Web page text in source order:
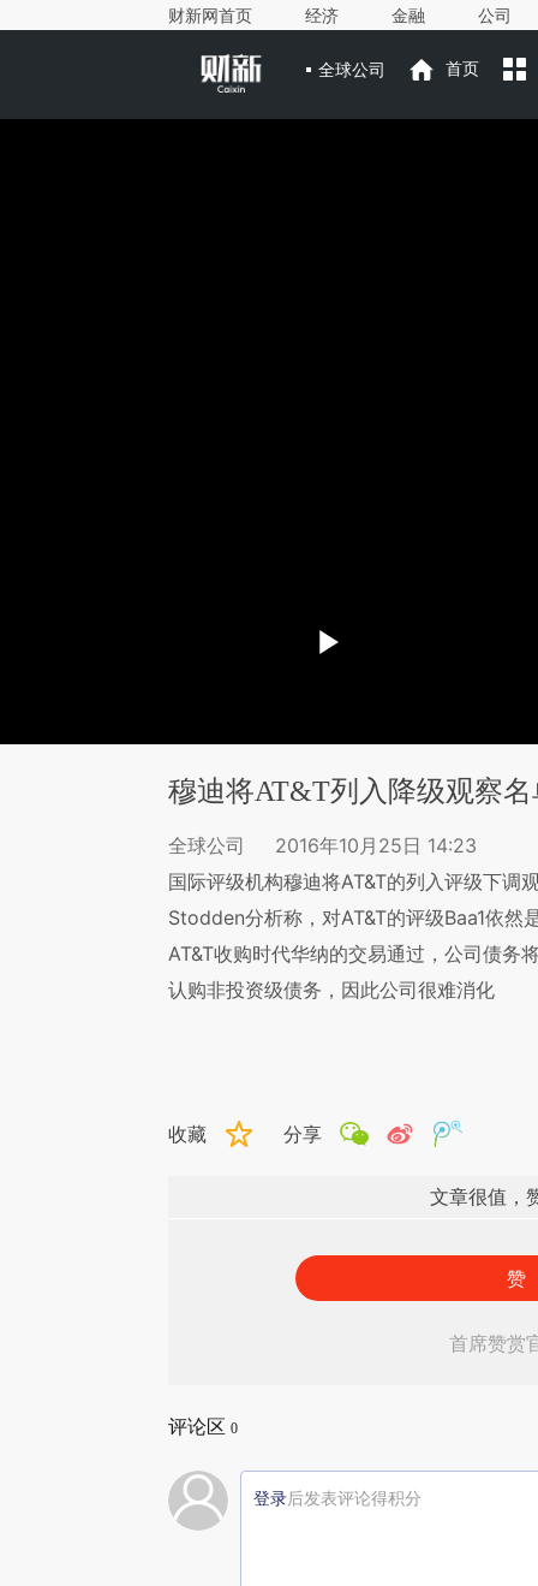
财新网首页 经济 金融 公司
全球公司 首页
穆迪将AT&T列入降级观察名
全球公司
2016年10月25日 14:23
国际评级机构穆迪将AT&T的列入评级下调
Stodden分析称，对AT&T的评级Baa1依然
AT&T收购时代华纳的交易通过，公司债务
认购非投资级债务，因此公司很难消化
收藏 分享
文章很值，
赞
首席赞赏
评论区 0
登录后发表评论得积分